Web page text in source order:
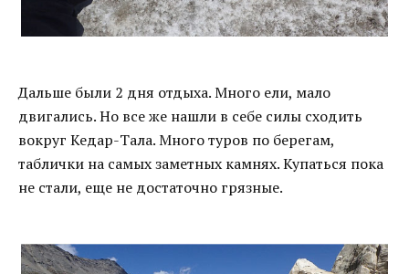
Дальше были 2 дня отдыха. Много ели, мало
двигались. Но все же нашли в себе силы сходить
вокруг Кедар-Тала. Много туров по берегам,
таблички на самых заметных камнях. Купаться пока
не стали, еще не достаточно грязные.